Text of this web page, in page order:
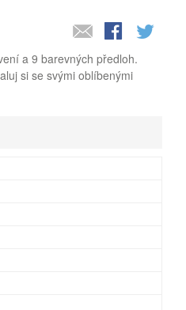
a 9 barevných předloh.
si se svými oblíbenými